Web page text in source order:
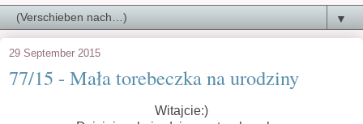
▼
29 September 2015
77/15 - Mała torebeczka na urodziny
Witajcie:)